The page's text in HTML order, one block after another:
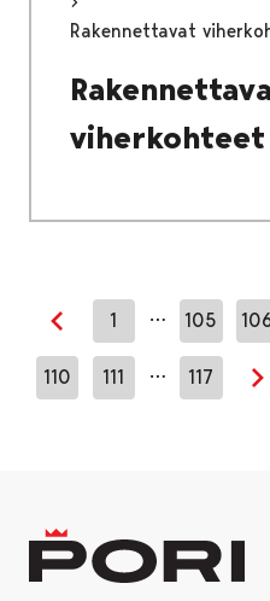
Rakennettavat
viherkohteet
Edellinen sivu
1 … 105
110 111 … 117